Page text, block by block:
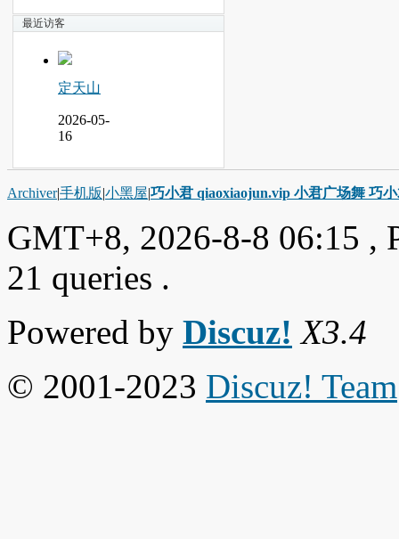
最近访客
定天山
2026-05-
16
Archiver|手机版|小黑屋|巧小君 qiaoxiaojun.vip 小君广场舞 巧
GMT+8, 2026-8-8 06:15 ,
21 queries .
Powered by Discuz! X3.4
© 2001-2023 Discuz! Team